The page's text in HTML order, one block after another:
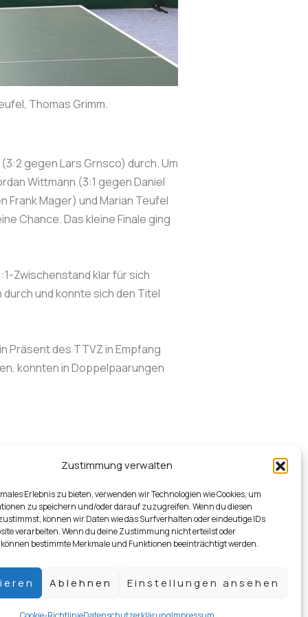
Zustimmung verwalten
Erlebnis zu bieten, verwenden wir Technologien wie Cookies, um
zu speichern und/oder darauf zuzugreifen. Wenn du diesen
können wir Daten wie das Surfverhalten oder eindeutige IDs
verarbeiten. Wenn du deine Zustimmung nicht erteilst oder
bestimmte Merkmale und Funktionen beeinträchtigt werden.
Ablehnen Einstellungen ansehen
Thomas Grimm.
gegen Lars Grnsco) durch. Um
Wittmann (3:1 gegen Daniel
Frank Mager) und Marian Teufel
Chance. Das kleine Finale ging
Zwischenstand klar für sich
und konnte sich den Titel
Präsent des TTVZ in Empfang
konnten in Doppelpaarungen
Nächster Beitrag→